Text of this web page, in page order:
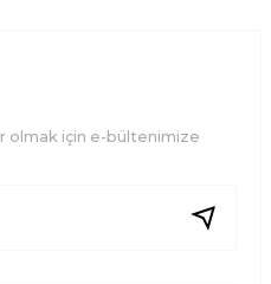
görüntülenemiyor.
olmalı.
olmak için e-bültenimize